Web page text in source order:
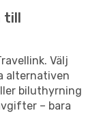
till
Välj
alternativen
biluthyrning
– bara